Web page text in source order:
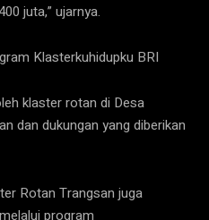
juta,” ujarnya.
Klasterkuhidupku BRI
klaster rotan di Desa
dan dukungan yang diberikan
Rotan Trangsan juga
program